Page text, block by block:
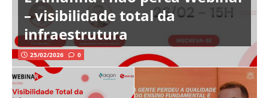
– visibilidade total da
infraestrutura
25/02/2026 0